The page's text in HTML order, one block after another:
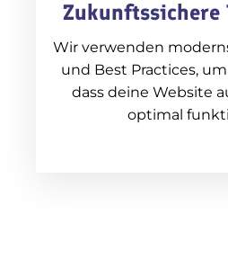
Zukunftssichere
Wir verwenden
und Best Practices,
dass deine Website
optimal